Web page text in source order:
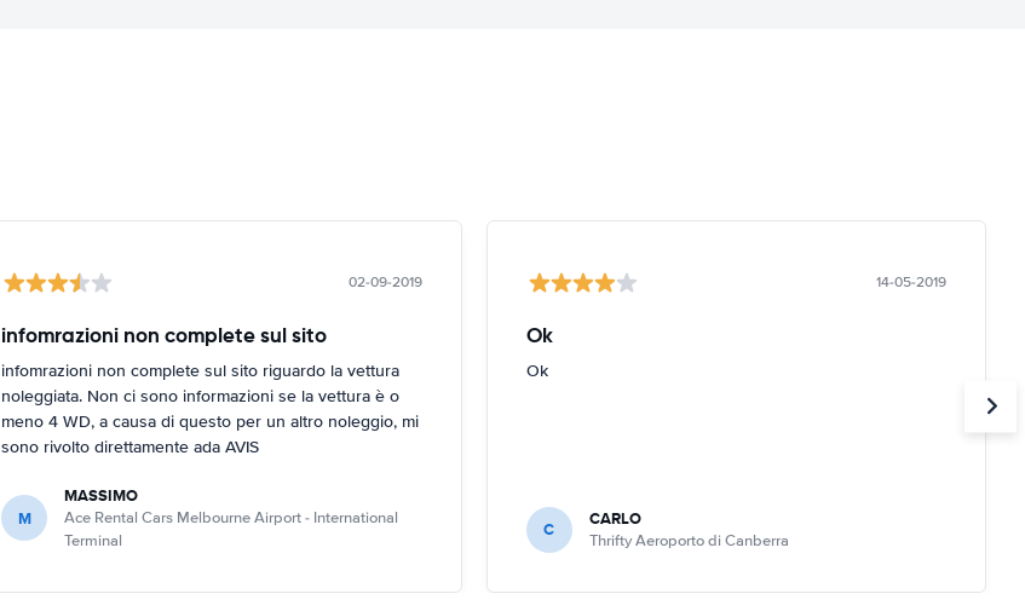
02-09-2019
infomrazioni non complete sul sito
infomrazioni non complete sul sito riguardo la vettura
noleggiata. Non ci sono informazioni se la vettura è o
meno 4 WD, a causa di questo per un altro noleggio, mi
sono rivolto direttamente ada AVIS
M
MASSIMO
Ace Rental Cars Melbourne Airport - International
Terminal
14-05-2019
Ok
Ok
C CARLO
Thrifty Aeroporto di Canberra